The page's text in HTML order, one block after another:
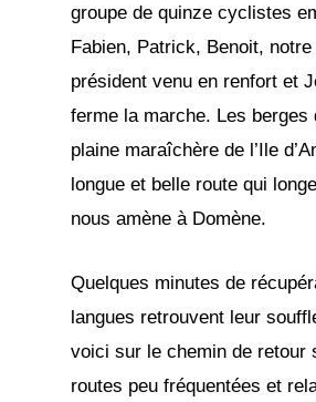
groupe de quinze cyclistes
Fabien, Patrick, Benoit,
président venu en renfort et
ferme la marche. Les berges
plaine maraîchère de l’Ile
longue et belle route qui
nous amène à Domène.
Quelques minutes de
langues retrouvent leur
voici sur le chemin de retour
routes peu fréquentées et